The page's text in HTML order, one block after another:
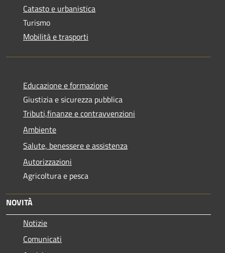
Catasto e urbanistica
Turismo
Mobilità e trasporti
Educazione e formazione
Giustizia e sicurezza pubblica
Tributi,finanze e contravvenzioni
Ambiente
Salute, benessere e assistenza
Autorizzazioni
Agricoltura e pesca
NOVITÀ
Notizie
Comunicati